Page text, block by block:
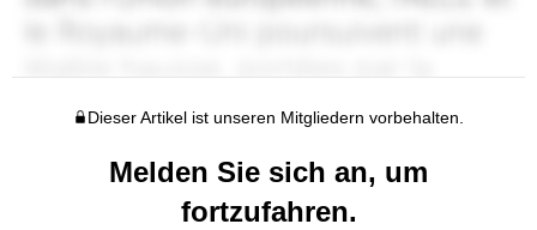
Dieser Artikel ist unseren Mitgliedern vorbehalten.
Melden Sie sich an, um
fortzufahren.